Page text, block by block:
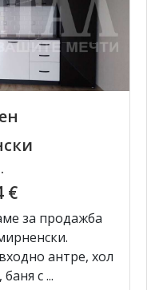
€
за продажба
антре, хол
с ...